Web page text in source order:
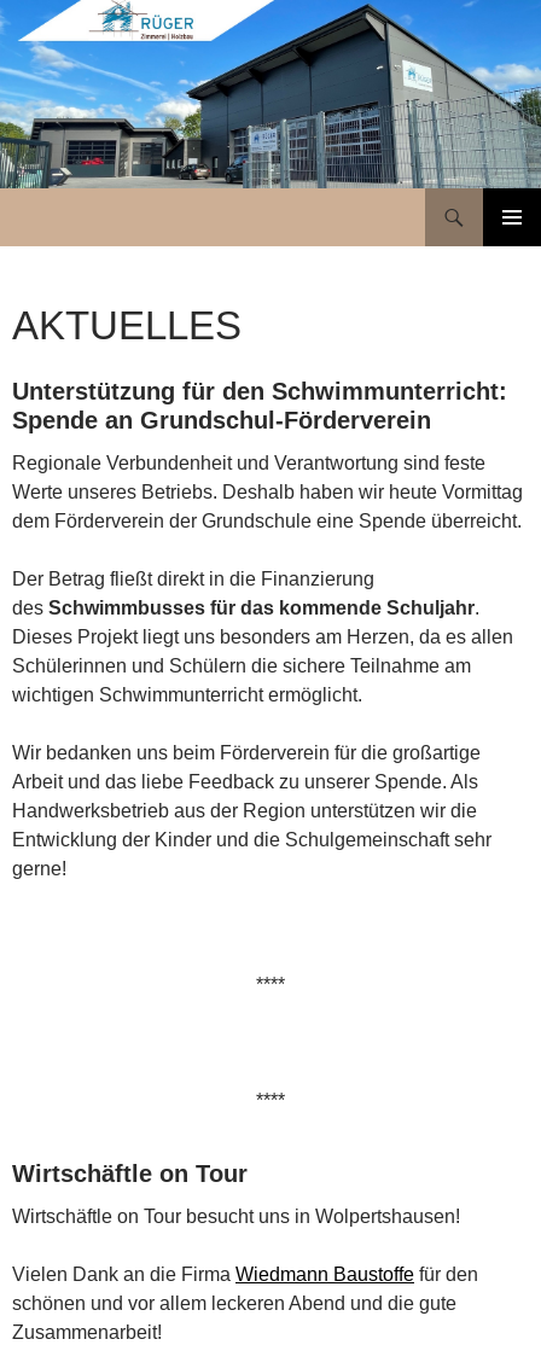
AKTUELLES
Unterstützung für den Schwimmunterricht:
Spende an Grundschul-Förderverein
Regionale Verbundenheit und Verantwortung sind feste
Werte unseres Betriebs. Deshalb haben wir heute Vormittag
dem Förderverein der Grundschule eine Spende überreicht.
Der Betrag fließt direkt in die Finanzierung
des Schwimmbusses für das kommende Schuljahr.
Dieses Projekt liegt uns besonders am Herzen, da es allen
Schülerinnen und Schülern die sichere Teilnahme am
wichtigen Schwimmunterricht ermöglicht.
Wir bedanken uns beim Förderverein für die großartige
Arbeit und das liebe Feedback zu unserer Spende. Als
Handwerksbetrieb aus der Region unterstützen wir die
Entwicklung der Kinder und die Schulgemeinschaft sehr
gerne!
****
****
Wirtschäftle on Tour
Wirtschäftle on Tour besucht uns in Wolpertshausen!
Vielen Dank an die Firma Wiedmann Baustoffe für den
schönen und vor allem leckeren Abend und die gute
Zusammenarbeit!